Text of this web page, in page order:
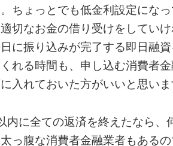
ちょっとでも低金利設定にな
切なお金の借り受けをしていけ
に振り込みが完了する即日融
れる時間も、申し込む消費者
入れておいた方がいいと思いま
内に全ての返済を終えたなら、
っ腹な消費者金融業者もある